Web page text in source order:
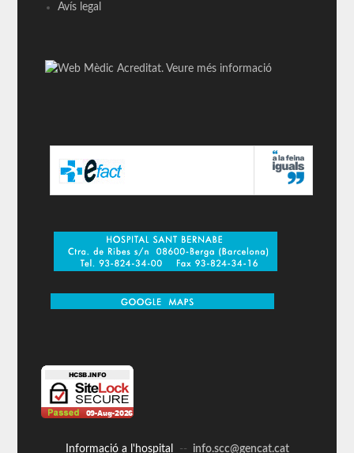
Avís legal
Informació a l'hospital -- info.scc@gencat.cat